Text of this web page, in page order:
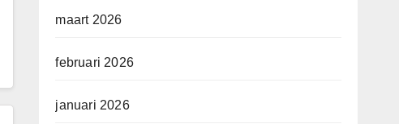
maart 2026
februari 2026
januari 2026